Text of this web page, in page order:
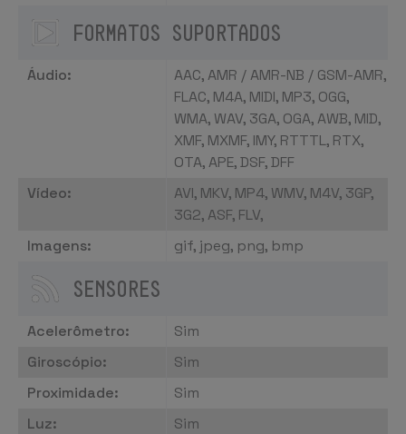
FORMATOS SUPORTADOS
Áudio:
AAC, AMR / AMR-NB / GSM-AMR,
FLAC, M4A, MIDI, MP3, OGG,
WMA, WAV, 3GA, OGA, AWB, MID,
XMF, MXMF, IMY, RTTTL, RTX,
OTA, APE, DSF, DFF
Vídeo:
AVI, MKV, MP4, WMV, M4V, 3GP,
3G2, ASF, FLV,
Imagens:
gif, jpeg, png, bmp
SENSORES
Acelerômetro:
Sim
Giroscópio:
Sim
Proximidade:
Sim
Luz:
Sim